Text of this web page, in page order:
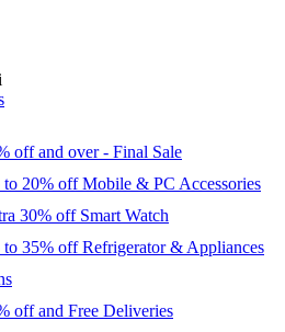
off and over - Final Sale
20% off Mobile & PC Accessories
30% off Smart Watch
35% off Refrigerator & Appliances
off and Free Deliveries